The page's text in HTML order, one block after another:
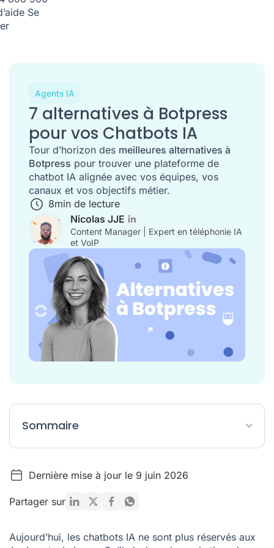
Se
Agents IA
7 alternatives à Botpress
pour vos Chatbots IA
Tour d’horizon des meilleures alternatives à
Botpress pour trouver une plateforme de
chatbot IA alignée avec vos équipes, vos
canaux et vos objectifs métier.
8min de lecture
Nicolas JJE
Content Manager | Expert en téléphonie IA
et VoIP
Sommaire
Qu'est-ce que Botpress et pourquoi envisager une
Comment évaluer une alternative à Botpress ?
Dernière mise à jour le 9 juin 2026
Partager sur
Aujourd’hui, les chatbots IA ne sont plus réservés aux